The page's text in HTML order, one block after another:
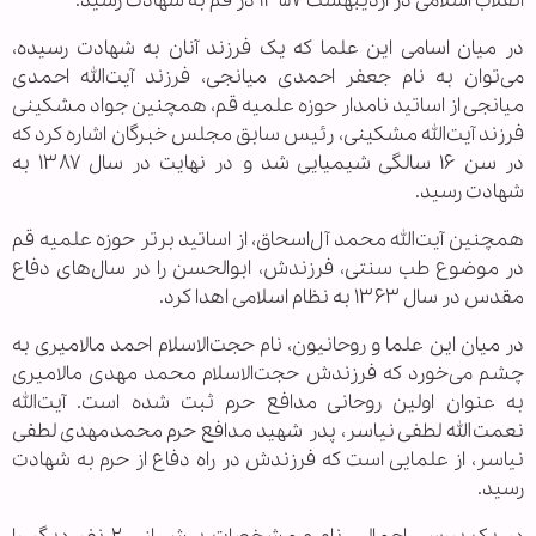
در میان اسامی این علما که یک فرزند آنان به شهادت رسیده،
می‌توان به نام جعفر احمدی میانجی، فرزند آیت‌الله احمدی
میانجی از اساتید نامدار حوزه علمیه قم، همچنین جواد مشکینی
فرزند آیت‌الله مشکینی، رئیس سابق مجلس خبرگان اشاره کرد که
در سن ۱۶ سالگی شیمیایی شد و در نهایت در سال ۱۳۸۷ به
شهادت رسید.
همچنین آیت‌الله محمد آل‌اسحاق، از اساتید برتر حوزه علمیه قم
در موضوع طب سنتی، فرزندش، ابوالحسن را در سال‌های دفاع
مقدس در سال ۱۳۶۳ به نظام اسلامی اهدا کرد.
در میان این علما و روحانیون، نام حجت‌الاسلام احمد مالامیری به
چشم می‌خورد که فرزندش حجت‌الاسلام محمد مهدی مالامیری
به عنوان اولین روحانی مدافع حرم ثبت شده است. آیت‌الله
نعمت‌الله لطفی نیاسر، پدر شهید مدافع حرم محمدمهدی لطفی
نیاسر، از علمایی است که فرزندش در راه دفاع از حرم به شهادت
رسید.